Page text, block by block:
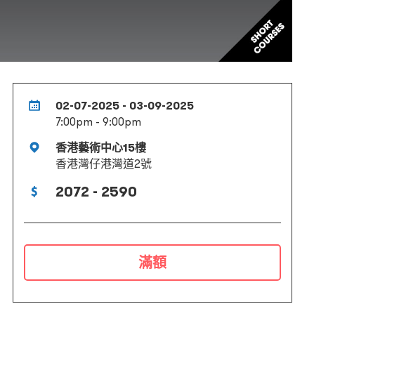
02-07-2025 - 03-09-2025
7:00pm - 9:00pm
香港藝術中心15樓
香港灣仔港灣道2號
2072 - 2590
滿額